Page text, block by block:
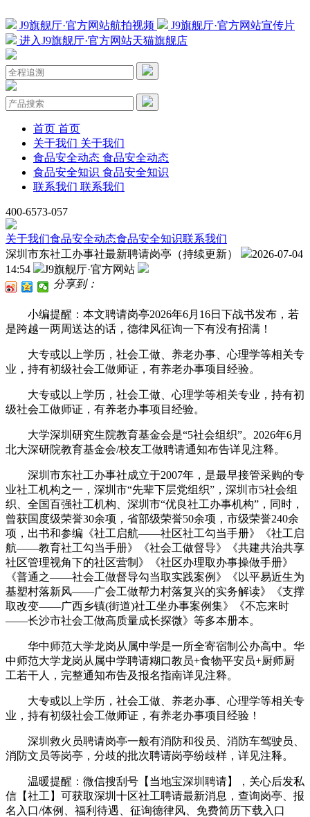
J9旗舰厅·官方网站航拍视频
J9旗舰厅·官方网站宣传片
进入J9旗舰厅·官方网站天猫旗舰店
首页 首页
关于我们 关于我们
食品安全动态 食品安全动态
食品安全知识 食品安全知识
联系我们 联系我们
400-6573-057
关于我们食品安全动态食品安全知识联系我们
深圳市东社工办事社最新聘请岗亭（持续更新）
2026-07-04
14:54
J9旗舰厅·官方网站
分享到：
小编提醒：本文聘请岗亭2026年6月16日下战书发布，若
是跨越一两周送达的话，德律风征询一下有没有招满！
大专或以上学历，社会工做、养老办事、心理学等相关专
业，持有初级社会工做师证，有养老办事项目经验。
大专或以上学历，社会工做、心理学等相关专业，持有初
级社会工做师证，有养老办事项目经验。
大学深圳研究生院教育基金会是“5社会组织”。2026年6月
北大深研院教育基金会/校友工做聘请通知布告详见注释。
深圳市东社工办事社成立于2007年，是最早接管采购的专
业社工机构之一，深圳市“先辈下层党组织”，深圳市5社会组
织、全国百强社工机构、深圳市“优良社工办事机构”，同时，
曾获国度级荣誉30余项，省部级荣誉50余项，市级荣誉240余
项，出书和参编《社工启航——社区社工勾当手册》《社工启
航——教育社工勾当手册》《社会工做督导》《共建共治共享
社区管理视角下的社区营制》《社区办理取办事操做手册》
《普通之——社会工做督导勾当取实践案例》《以平易近生为
基塑村落新风——广会工做帮力村落复兴的实务解读》《支撑
取改变——广西乡镇(街道)社工坐办事案例集》《不忘来时
——长沙市社会工做高质量成长探微》等多本册本。
华中师范大学龙岗从属中学是一所全寄宿制公办高中。华
中师范大学龙岗从属中学聘请糊口教员+食物平安员+厨师厨
工若干人，完整通知布告及报名指南详见注释。
大专或以上学历，社会工做、养老办事、心理学等相关专
业，持有初级社会工做师证，有养老办事项目经验！
深圳救火员聘请岗亭一般有消防和役员、消防车驾驶员、
消防文员等岗亭，分歧的批次聘请岗亭纷歧样，详见注释。
温暖提醒：微信搜刮号【当地宝深圳聘请】，关心后发私
信【社工】可获取深圳十区社工聘请最新消息，查询岗亭、报
名入口/体例、福利待遇、征询德律风、免费简历下载入口